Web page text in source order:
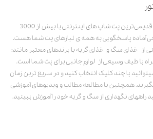
پت استور به عنوان یکی از قدیمی‌ترین پت شاپ های اینترنتی با بیش از 3000
آماده پاسخگویی به همه ی نیازهای پت شما هست.
از غذای سگ و غذای گربه با برندهای معتبر مانند:
با طیف وسیعی از لوازم جانبی برای پت شما است.
با چند کلیک انتخاب کنید و در سریع ترین زمان
همچنین با مطالعه مطالب و ویدیوهای آموزشی
راههای نگهداری از سگ و گربه خود را آموزش ببینید.